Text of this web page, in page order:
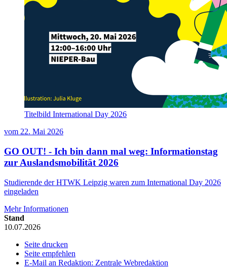
Titelbild International Day 2026
vom 22. Mai 2026
GO OUT! - Ich bin dann mal weg: Informationstag
zur Auslandsmobilität 2026
Studierende der HTWK Leipzig waren zum International Day 2026
eingeladen
Mehr Informationen
Stand
10.07.2026
Seite drucken
Seite empfehlen
E-Mail an Redaktion: Zentrale Webredaktion